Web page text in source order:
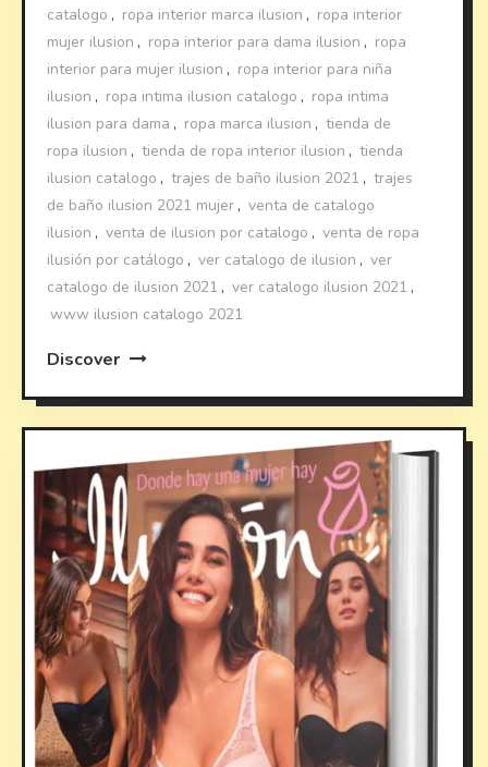
catalogo , ropa interior marca ilusion , ropa interior
mujer ilusion , ropa interior para dama ilusion , ropa
interior para mujer ilusion , ropa interior para niña
ilusion , ropa intima ilusion catalogo , ropa intima
ilusion para dama , ropa marca ilusion , tienda de
ropa ilusion , tienda de ropa interior ilusion , tienda
ilusion catalogo , trajes de baño ilusion 2021 , trajes
de baño ilusion 2021 mujer , venta de catalogo
ilusion , venta de ilusion por catalogo , venta de ropa
ilusión por catálogo , ver catalogo de ilusion , ver
catalogo de ilusion 2021 , ver catalogo ilusion 2021 ,
www ilusion catalogo 2021
Discover